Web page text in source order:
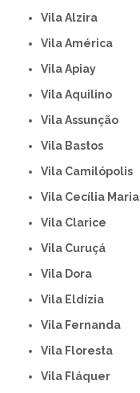
Vila Alzira
Vila América
Vila Apiay
Vila Aquilino
Vila Assunção
Vila Bastos
Vila Camilópolis
Vila Cecília Maria
Vila Clarice
Vila Curuçá
Vila Dora
Vila Eldízia
Vila Fernanda
Vila Floresta
Vila Fláquer